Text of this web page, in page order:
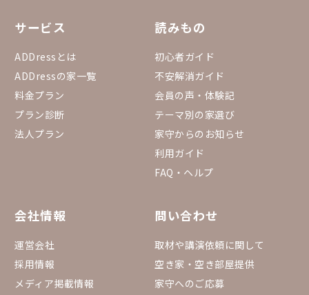
サービス
ADDressとは
ADDressの家一覧
料金プラン
プラン診断
法人プラン
読みもの
初心者ガイド
不安解消ガイド
会員の声・体験記
テーマ別の家選び
家守からのお知らせ
利用ガイド
FAQ・ヘルプ
会社情報
運営会社
採用情報
メディア掲載情報
問い合わせ
取材や講演依頼に関して
空き家・空き部屋提供
家守へのご応募